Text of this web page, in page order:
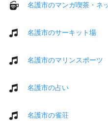
名護市のマンガ喫茶・ネ
名護市のサーキット場
名護市のマリンスポーツ
名護市の占い
名護市の雀荘